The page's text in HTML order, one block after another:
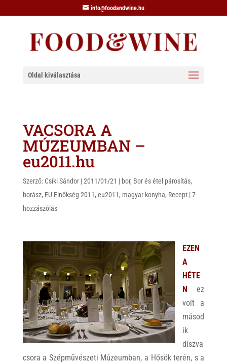
info@foodandwine.hu
Oldal kiválasztása
VACSORA A
MÚZEUMBAN –
eu2011.hu
Szerző: Csíki Sándor|2011/01/21 | bor, Bor és étel párosítás,
borász, EU Elnökség 2011, eu2011, magyar konyha, Recept|7
hozzászólás
EZEN
A
HÉTE
N
ez
volt a
másod
ik
díszva
csora a Szépművészeti Múzeumban, a Hősök terén, s a